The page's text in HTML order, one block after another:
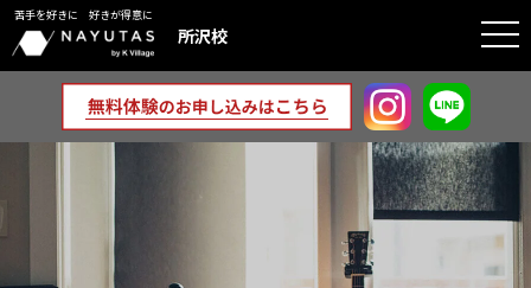
苦手を好きに 好きが得意に
所沢校